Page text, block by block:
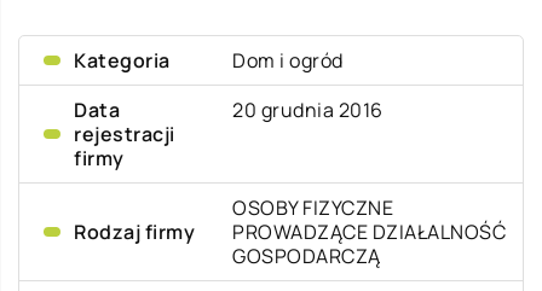
Kategoria
Dom i ogród
Data
rejestracji
firmy
20 grudnia 2016
Rodzaj firmy
OSOBY FIZYCZNE
PROWADZĄCE DZIAŁALNOŚĆ
GOSPODARCZĄ